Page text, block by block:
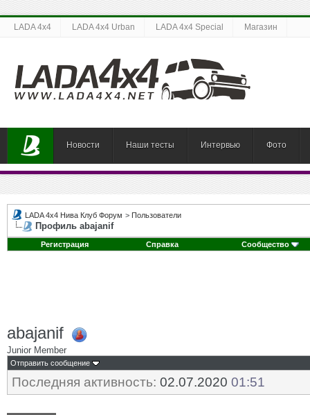
LADA 4x4 LADA 4x4 Urban LADA 4x4 Special Магазин
Новости Наши тесты Интервью Фото
LADA 4x4 Нива Клуб Форум > Пользователи
Профиль abajanif
Регистрация Справка Сообщество
abajanif
Junior Member
Отправить сообщение
Последняя активность: 02.07.2020 01:51